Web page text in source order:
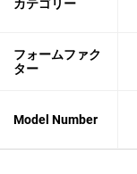
カテゴリー
フォームファク
ター
Model Number